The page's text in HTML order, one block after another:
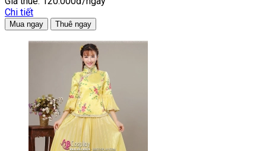
Chi tiết
Mua ngay Thuê ngay